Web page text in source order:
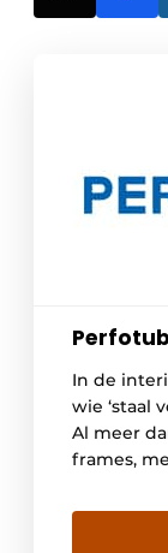
In de
wie ‘staal
Al meer
frames,
samen